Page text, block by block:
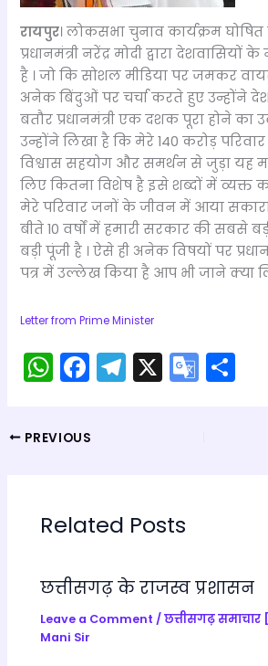
रायपुर। लोकसभा चुनाव कार्यक्रम
प्रधानमंत्री नरेंद्र मोदी द्वारा देशवासियों
है । जो कि सोशल मीडिया पर जमकर
अनेक बिंदुओं पर चर्चा करते हुए उन्होंने
बतौर प्रधानमंत्री एक दशक पूरा होने का
उन्होंने लिखा है कि मेरे 140 करोड़
विश्वास सहयोग और समर्थन से जुड़ा यह
लिए कितना विशेष है इसे शब्दों में व्यक्त
मेरे परिवार जनों के जीवन में आया
बीते 10 वर्षों में हमारी सरकार की सबसे
बड़ी पूंजी है । ऐसे ही अनेक विषयों पर
पत्र में उल्लेख किया है आप भी जाने क्या
Letter from Prime Minister
W
h
a
ts
p
p
F
a
c
e
o
o
k
T
el
m
X G
o
n
sl
a
PREVIOUS
Related Posts
छत्तीसगढ़ के राजस्व प्रशासन
Leave a Comment /छत्तीसगढ़ समाचार
Mani Sir